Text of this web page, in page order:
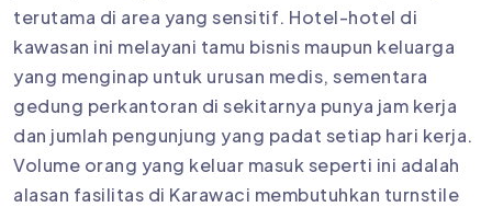
terutama di area yang sensitif. Hotel-hotel di
kawasan ini melayani tamu bisnis maupun keluarga
yang menginap untuk urusan medis, sementara
gedung perkantoran di sekitarnya punya jam kerja
dan jumlah pengunjung yang padat setiap hari kerja.
Volume orang yang keluar masuk seperti ini adalah
alasan fasilitas di Karawaci membutuhkan turnstile